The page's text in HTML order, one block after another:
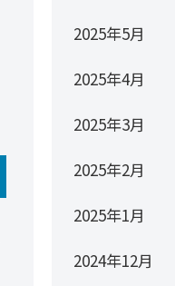
2025年5月
2025年4月
2025年3月
2025年2月
2025年1月
2024年12月